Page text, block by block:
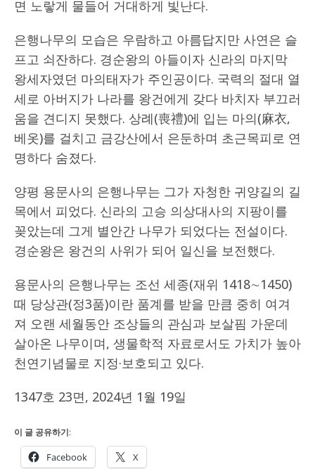
면 노랗게 물들어 거대하게 빛난다.
은행나무의 모습은 우람하고 아름답지만 사연은 슬
프고 쇠잔하다. 경순왕의 아들이자 신라의 마지막
왕세자였던 마의태자가 주인공이다. 국력의 절대 열
세로 아버지가 나라를 왕건에게 갖다 바치자 부끄러
움을 견디지 못했다. 상례(喪禮)에 입는 마의(麻衣,
베옷)를 걸치고 금강산에서 은둔하며 초근목피로 연
명하다 숨졌다.
양평 용문사의 은행나무는 그가 자청한 귀양길의 길
목에서 피었다. 신라의 고승 의상대사의 지팡이를
꽂았는데 그게 별안간 나무가 되었다는 전설이다.
경순왕은 왕건의 사위가 되어 일신을 보전했다.
용문사의 은행나무는 조선 세종(재위 1418∼1450)
때 당상관(정3품)이란 품계를 받을 만큼 중히 여겨
져 오랜 세월동안 조상들의 관심과 보살핌 가운데
살아온 나무이며, 생물학적 자료로서도 가치가 높아
천연기념물로 지정·보호되고 있다.
1347호 23면, 2024년 1월 19일
이 글 공유하기:
Facebook X